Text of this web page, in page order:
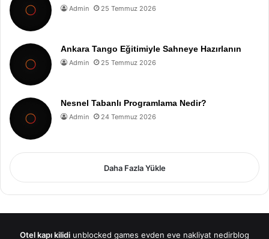
Admin 25 Temmuz 2026
Ankara Tango Eğitimiyle Sahneye Hazırlanın
Admin 25 Temmuz 2026
Nesnel Tabanlı Programlama Nedir?
Admin 24 Temmuz 2026
Daha Fazla Yükle
Otel kapı kilidi unblocked games evden eve nakliyat nedirblog